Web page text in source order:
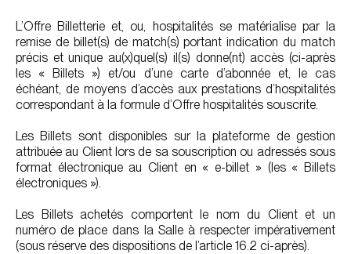
L’Offre Billetterie et, ou, hospitalités se matérialise par la
remise de billet(s) de match(s) portant indication du match
précis et unique au(x)quel(s) il(s) donne(nt) accès (ci-après
les « Billets ») et/ou d’une carte d’abonnée et, le cas
échéant, de moyens d’accès aux prestations d’hospitalités
correspondant à la formule d’Offre hospitalités souscrite.
Les Billets sont disponibles sur la plateforme de gestion
attribuée au Client lors de sa souscription ou adressés sous
format électronique au Client en « e-billet » (les « Billets
électroniques »).
Les Billets achetés comportent le nom du Client et un
numéro de place dans la Salle à respecter impérativement
(sous réserve des dispositions de l’article 16.2 ci-après).